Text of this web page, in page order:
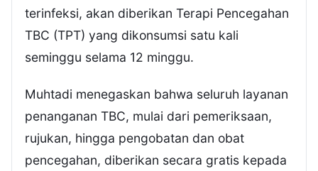
terinfeksi, akan diberikan Terapi Pencegahan
TBC (TPT) yang dikonsumsi satu kali
seminggu selama 12 minggu.
Muhtadi menegaskan bahwa seluruh layanan
penanganan TBC, mulai dari pemeriksaan,
rujukan, hingga pengobatan dan obat
pencegahan, diberikan secara gratis kepada